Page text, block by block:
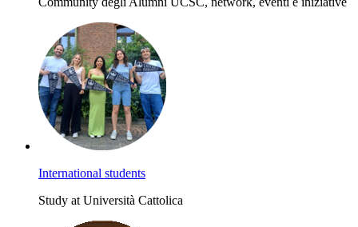
International students
Study at Università Cattolica